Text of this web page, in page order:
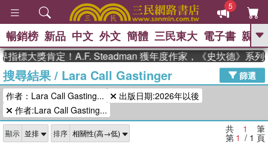
5
GO
熱搜： 東野圭吾 高希均教授回憶錄
、 The Odyssey 、 父親節 、 如果歷
史是一群喵 、 暑期推薦
登輝時代 、 數學女孩：黎曼猜想 、
偉大的迷走神經
暢銷榜 新品 中文 外文 簡體 三民東大 電子書 親子
指標大獎肯定！A.F. Steadman 獲年度作家，《史坎德》系列
搜尋結果/ Lara Call Gastinger
篩選
作者：Lara Call Gasting...
出版日期:2026年以後
作者:Lara Call Gasting...
顯示 排序 共 1 筆
第 1 / 1 頁